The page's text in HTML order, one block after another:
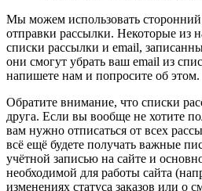
Мы можем использовать
отправки рассылки. Некоторые из
списки рассылки и email,
они смогут убрать ваш email из
напишете нам и попросите об этом.
Обратите внимание, что списки
друга. Если вы вообще не хотите
вам нужно отписаться от всех
всё ещё будете получать важные
учётной записью на сайте и
необходимой для работы сайта
изменениях статуса заказов или о